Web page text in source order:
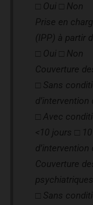
□ Oui □ Non
Prise en
(IPP) à partir
□ Oui □ Non
Couverture
□ Sans
□ Avec
<10 jours □
Couverture
psychiatriques
□ Sans